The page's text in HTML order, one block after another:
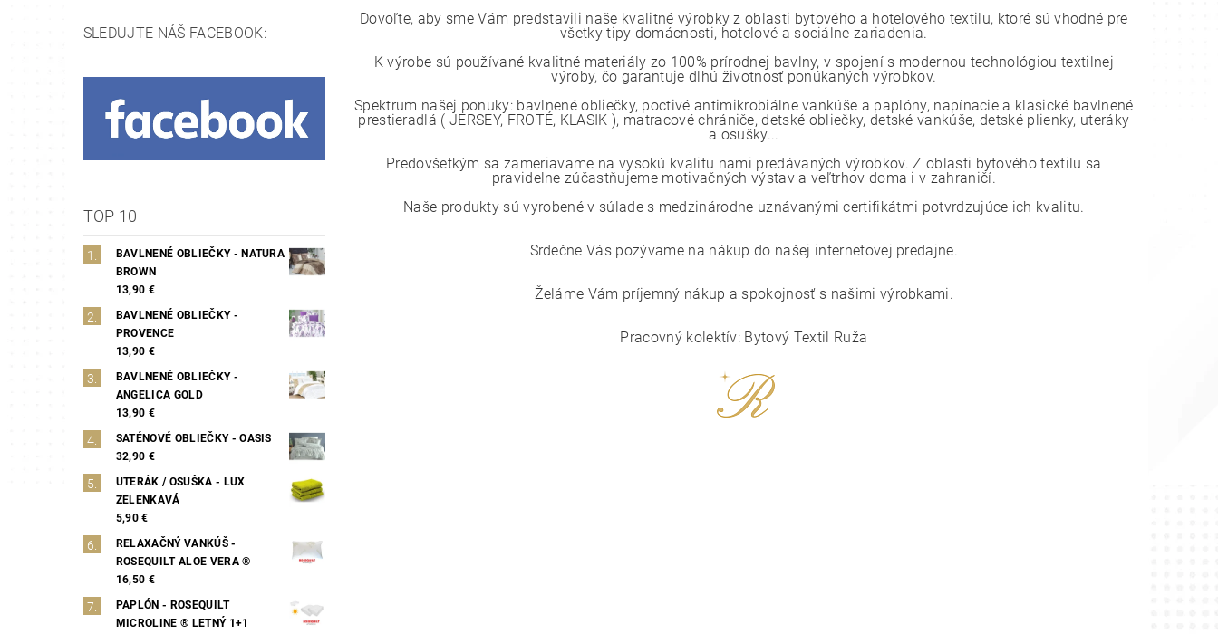
SLEDUJTE NÁŠ FACEBOOK:
TOP 10
BAVLNENÉ OBLIEČKY - NATURA
BROWN
13,90 €
BAVLNENÉ OBLIEČKY -
PROVENCE
13,90 €
BAVLNENÉ OBLIEČKY -
ANGELICA GOLD
13,90 €
SATÉNOVÉ OBLIEČKY - OASIS
32,90 €
UTERÁK / OSUŠKA - LUX
ZELENKAVÁ
5,90 €
RELAXAČNÝ VANKÚŠ -
ROSEQUILT ALOE VERA ®
16,50 €
PAPLÓN - ROSEQUILT
MICROLINE ® LETNÝ 1+1
Dovoľte, aby sme Vám predstavili naše kvalitné výrobky z oblasti bytového a hotelového textilu, ktoré sú vhodné pre
všetky tipy domácnosti, hotelové a sociálne zariadenia.
K výrobe sú používané kvalitné materiály zo 100% prírodnej bavlny, v spojení s modernou technológiou textilnej
výroby, čo garantuje dlhú životnosť ponúkaných výrobkov.
Spektrum našej ponuky: bavlnené obliečky, poctivé antimikrobiálne vankúše a paplóny, napínacie a klasické bavlnené
prestieradlá ( JERSEY, FROTÉ, KLASIK ), matracové chrániče, detské obliečky, detské vankúše, detské plienky, uteráky
a osušky...
Predovšetkým sa zameriavame na vysokú kvalitu nami predávaných výrobkov. Z oblasti bytového textilu sa
pravidelne zúčastňujeme motivačných výstav a veľtrhov doma i v zahraničí.
Naše produkty sú vyrobené v súlade s medzinárodne uznávanými certifikátmi potvrdzujúce ich kvalitu.
Srdečne Vás pozývame na nákup do našej internetovej predajne.
Želáme Vám príjemný nákup a spokojnosť s našimi výrobkami.
Pracovný kolektív: Bytový Textil Ruža